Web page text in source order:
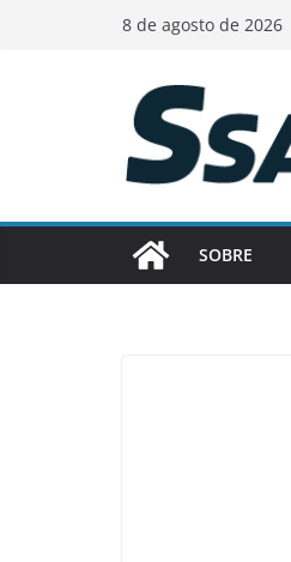
8 de agosto de 2026
SOBRE